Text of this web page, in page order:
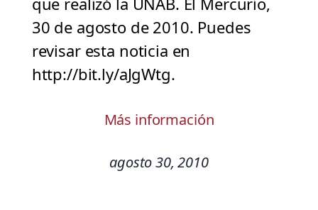
30 de agosto de 2010. Puedes
revisar esta noticia en
http://bit.ly/aJgWtg.
Más información
agosto 30, 2010